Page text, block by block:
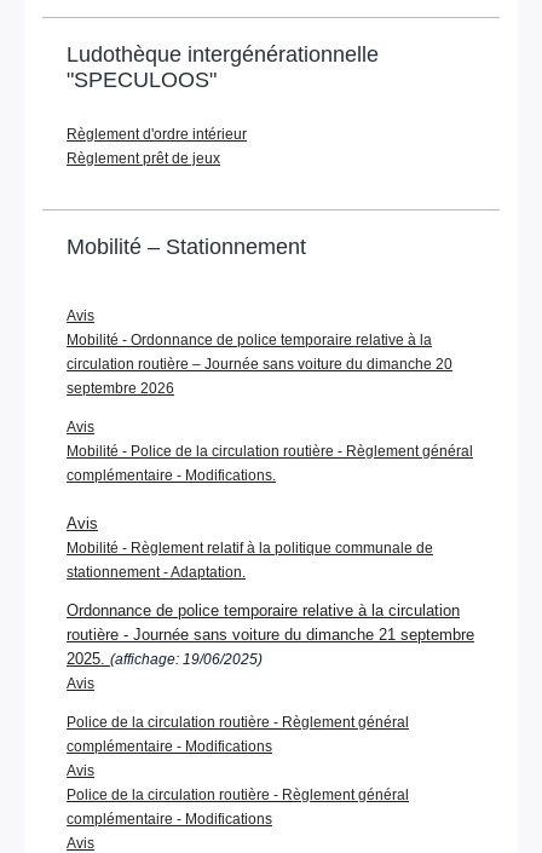
Ludothèque intergénérationnelle
"SPECULOOS"
Règlement d'ordre intérieur
Règlement prêt de jeux
Mobilité – Stationnement
Avis
Mobilité - Ordonnance de police temporaire relative à la
circulation routière – Journée sans voiture du dimanche 20
septembre 2026
Avis
Mobilité - Police de la circulation routière - Règlement général
complémentaire - Modifications.
Avis
Mobilité - Règlement relatif à la politique communale de
stationnement - Adaptation.
Ordonnance de police temporaire relative à la circulation
routière - Journée sans voiture du dimanche 21 septembre
2025. (affichage: 19/06/2025)
Avis
Police de la circulation routière - Règlement général
complémentaire - Modifications
Avis
Police de la circulation routière - Règlement général
complémentaire - Modifications
Avis